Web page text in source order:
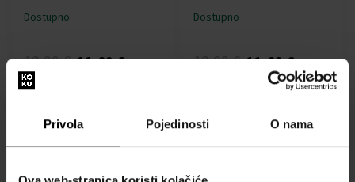
Privola Pojedinosti O nama
Dostupno
12,99 € 11,69 €
Dostupno
12,99 € 11,69 €